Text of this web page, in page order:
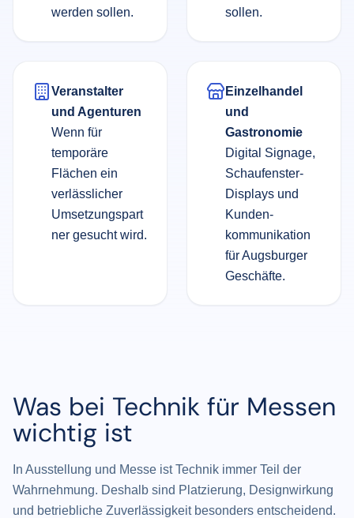
werden sollen. sollen.
Veranstalter
und Agenturen
Wenn für
temporäre
Flächen ein
verlässlicher
Umsetzungspart
ner gesucht wird.
Einzelhandel
und
Gastronomie
Digital Signage,
Schaufenster-
Displays und
Kunden­
kommunikation
für Augsburger
Geschäfte.
Was bei Technik für Messen
wichtig ist
In Ausstellung und Messe ist Technik immer Teil der
Wahrnehmung. Deshalb sind Platzierung, Designwirkung
und betriebliche Zuverlässigkeit besonders entscheidend.